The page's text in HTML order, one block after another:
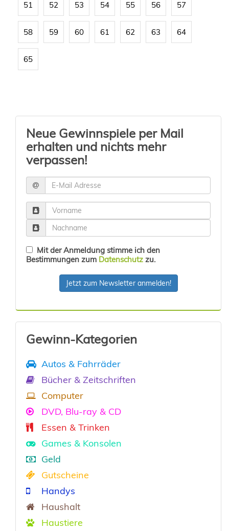
51 52 53 54 55 56 57
58 59 60 61 62 63 64
65
Neue Gewinnspiele per Mail
erhalten und nichts mehr
verpassen!
Mit der Anmeldung stimme ich den
Bestimmungen zum Datenschutz zu.
Jetzt zum Newsletter anmelden!
Gewinn-Kategorien
Autos & Fahrräder
Bücher & Zeitschriften
Computer
DVD, Blu-ray & CD
Essen & Trinken
Games & Konsolen
Geld
Gutscheine
Handys
Haushalt
Haustiere